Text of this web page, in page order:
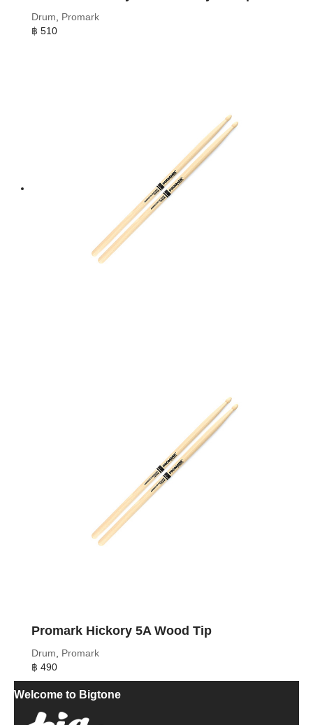
Drum, Promark
฿ 510
Promark Hickory 5A Wood Tip
Drum, Promark
฿ 490
Welcome to Bigtone